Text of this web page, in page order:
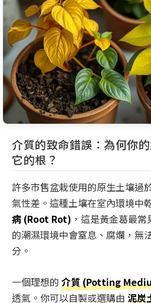
介質的致命錯誤：為何你的
它的根？
許多市售盆栽使用的原生土壤過
氣性差。這種土壤在室內環境中
病 (Root Rot) ，這是黃金葛最
的潮濕環境中會窒息、腐爛，無
分。
一個理想的 介質 (Potting
透氣。你可以自製或選購由 泥炭